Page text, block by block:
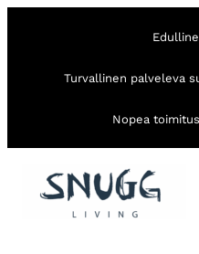
Turvallinen palveleva
Nopea